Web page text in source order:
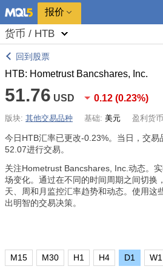
报价
货币 / HTB
回到股票
HTB: Hometrust Bancshares, Inc.
51.76 USD 0.12 (0.23%)
版块: 其他交易品种 基础: 美元 盈利货
今日HTB汇率已更改-0.23%。当日，交易
52.07进行交易。
关注Hometrust Bancshares, Inc.动态。
场变化。通过在不同的时间周期之间切换
天、周和月监控汇率趋势和动态。使用这
出明智的交易决策。
M15 M30 H1 H4 D1 W1